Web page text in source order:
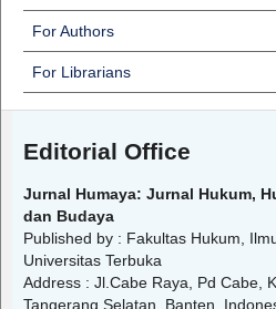
For Authors
For Librarians
Editorial Office
Jurnal Humaya: Jurnal Hukum,
dan Budaya
Published by : Fakultas Hukum,
Universitas Terbuka
Address : Jl.Cabe Raya, Pd Cabe,
Tangerang Selatan, Banten,